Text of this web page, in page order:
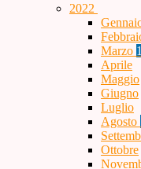
2022
Marzo 1
Aprile
Maggio
Giugno
Luglio
Agosto
Ottobre